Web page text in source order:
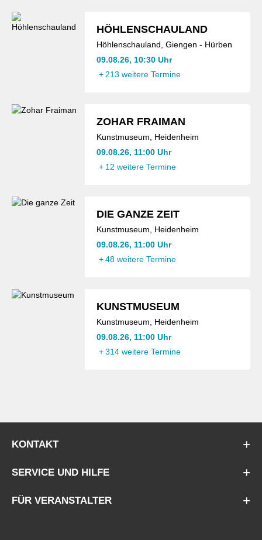
HÖHLENSCHAULAND
Höhlenschauland, Giengen - Hürben
09.08.26, 10:30 Uhr
+ 213 weitere Termine
ZOHAR FRAIMAN
Kunstmuseum, Heidenheim
09.08.26, 11:00 Uhr
+ 12 weitere Termine
DIE GANZE ZEIT
Kunstmuseum, Heidenheim
09.08.26, 11:00 Uhr
+ 48 weitere Termine
KUNSTMUSEUM
Kunstmuseum, Heidenheim
09.08.26, 11:00 Uhr
+ 314 weitere Termine
KONTAKT
SERVICE UND HILFE
FÜR VERANSTALTER